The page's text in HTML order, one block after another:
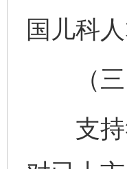
国儿科
（三
支持符